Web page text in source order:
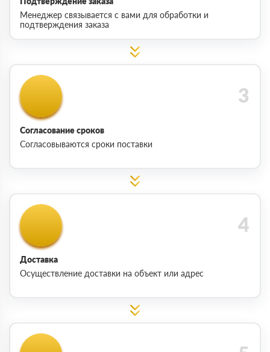
Менеджер связывается с вами для обработки и
подтверждения заказа
Согласование сроков
Согласовываются сроки поставки
Доставка
Осуществление доставки на объект или адрес